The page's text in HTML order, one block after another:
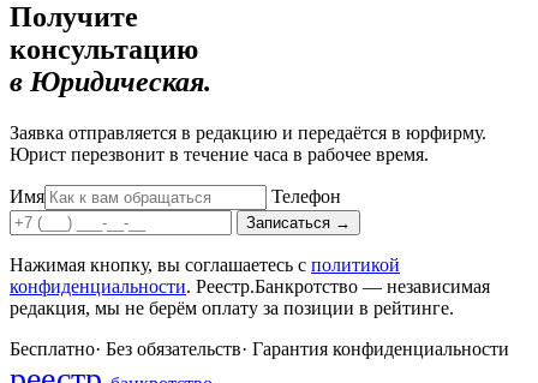
Получите
консультацию
в Юридическая.
Заявка отправляется в редакцию и передаётся в юрфирму.
Юрист перезвонит в течение часа в рабочее время.
Имя Телефон
Записаться →
Нажимая кнопку, вы соглашаетесь с политикой
конфиденциальности. Реестр.Банкротство — независимая
редакция, мы не берём оплату за позиции в рейтинге.
Бесплатно· Без обязательств· Гарантия конфиденциальности